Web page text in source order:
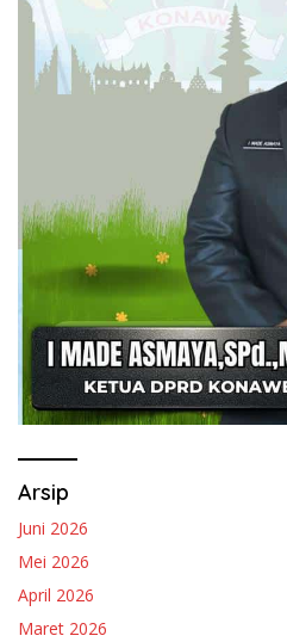
Arsip
Juni 2026
Mei 2026
April 2026
Maret 2026